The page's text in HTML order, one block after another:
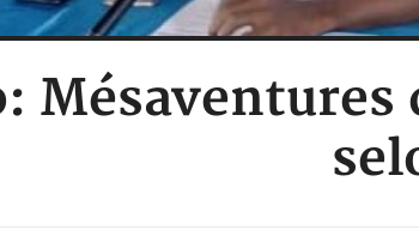
Mésaventures